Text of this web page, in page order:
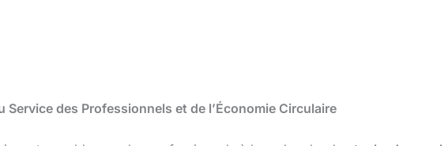
des Professionnels et de l’Économie Circulaire